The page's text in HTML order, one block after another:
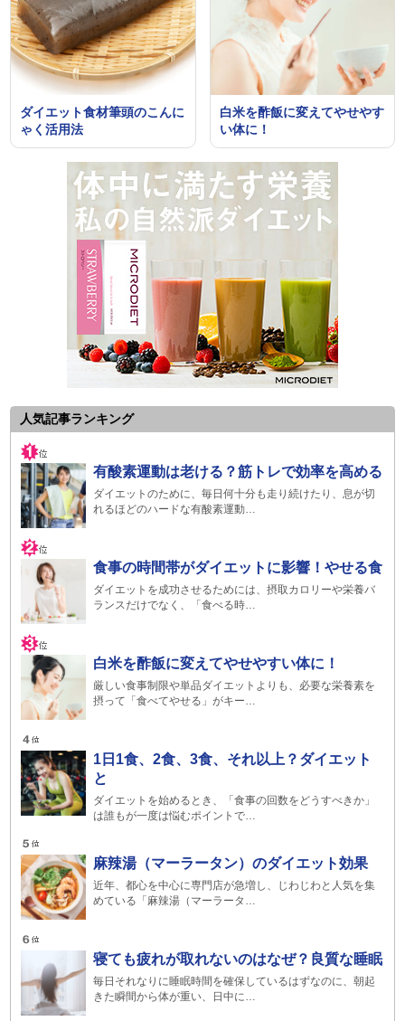
ダイエット食材筆頭のこんに
ゃく活用法
白米を酢飯に変えてやせやす
い体に！
人気記事ランキング
有酸素運動は老ける？筋トレで効率を高める
ダイエットのために、毎日何十分も走り続けたり、息が切
れるほどのハードな有酸素運動…
食事の時間帯がダイエットに影響！やせる食
ダイエットを成功させるためには、摂取カロリーや栄養バ
ランスだけでなく、「食べる時…
白米を酢飯に変えてやせやすい体に！
厳しい食事制限や単品ダイエットよりも、必要な栄養素を
摂って「食べてやせる」がキー…
1日1食、2食、3食、それ以上？ダイエット
と
ダイエットを始めるとき、「食事の回数をどうすべきか」
は誰もが一度は悩むポイントで…
麻辣湯（マーラータン）のダイエット効果
近年、都心を中心に専門店が急増し、じわじわと人気を集
めている「麻辣湯（マーラータ…
寝ても疲れが取れないのはなぜ？良質な睡眠
毎日それなりに睡眠時間を確保しているはずなのに、朝起
きた瞬間から体が重い、日中に…